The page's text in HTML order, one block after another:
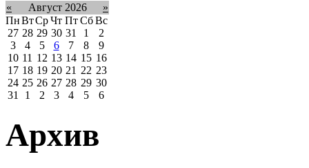
« Август 2026
»
ПнВтСрЧт Пт Сб Вс
27 28 29 30 31 1
2
3
4 5 6 7 8
9
10 11 12 13 14 15 16
17 18 19 20 21 22 23
24 25 26 27 28 29 30
31
1 2 3 4 5 6
Архив